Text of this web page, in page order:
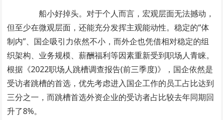
船小好掉头。对于个人而言，宏观层面无法撼动，
但至少在微观层面，还能充分发挥主观能动性。稳定的“体
制内”、国企吸引力依然不小，而外企也凭借相对稳定的组
织架构、业务规模、薪酬福利等因素重新受到职场人青睐。
根据《2022职场人跳槽调查报告(前三季度)》，国企依然是
受访者跳槽的首选，优先考虑进入国企工作的员工占比达到
三分之一，而跳槽首选外资企业的受访者占比较去年同期回
升了8%。